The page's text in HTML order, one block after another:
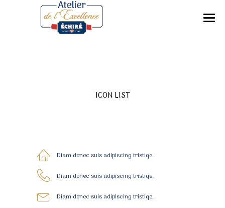
ICON LIST
Diam donec suis adipiscing tristiqe.
Diam donec suis adipiscing tristiqe.
Diam donec suis adipiscing tristiqe.